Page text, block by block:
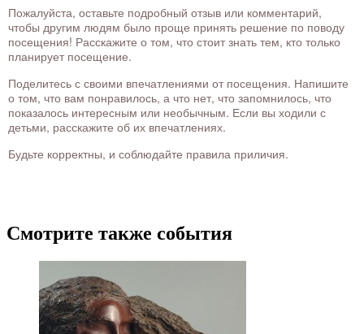
Пожалуйста, оставьте подробный отзыв или комментарий,
чтобы другим людям было проще принять решение по поводу
посещения! Расскажите о том, что стоит знать тем, кто только
планирует посещение.
Поделитесь с своими впечатлениями от посещения. Напишите
о том, что вам понравилось, а что нет, что запомнилось, что
показалось интересным или необычным. Если вы ходили с
детьми, расскажите об их впечатлениях.
Будьте корректны, и соблюдайте правила приличия.
Смотрите также события